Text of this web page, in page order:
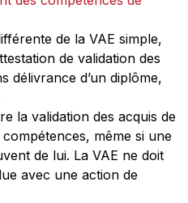
de la VAE simple,
de validation des
délivrance d’un diplôme,
la validation des acquis de
même si une
de lui. La VAE ne doit
avec une action de